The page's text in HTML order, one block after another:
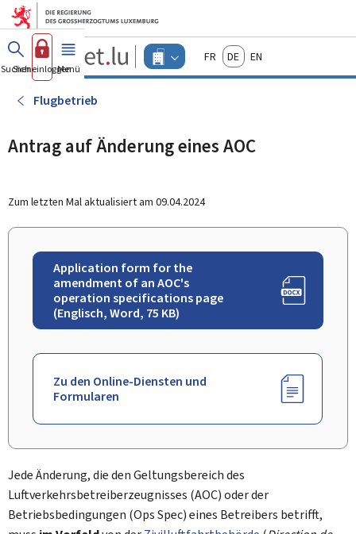
Zum Hauptmenü
Zum Inhalt
Guichet.lu
Changer
d'espace
actif
FrançaisDeutschEnglish
Suchen
Sich einloggen
Menü Haupt-
Flugbetrieb
Antrag auf Änderung eines AOC
Zum letzten Mal aktualisiert am 09.04.2024
Application form for the
amendment of an AOC's
operation specifications page
(Englisch, Word, 75 KB)
Zu den Online-Diensten und
Formularen
Jede Änderung, die den Geltungsbereich des
Luftverkehrsbetreiberzeugnisses (AOC) oder der
Betriebsbedingungen (Ops Spec) eines Betreibers betrifft,